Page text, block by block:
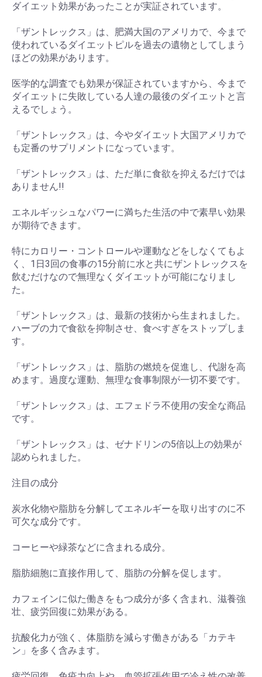
ダイエット効果があったことが実証されています。
「ザントレックス」は、肥満大国のアメリカで、今まで
使われているダイエットピルを過去の遺物としてしまう
ほどの効果があります。
医学的な調査でも効果が保証されていますから、今まで
ダイエットに失敗している人達の最後のダイエットと言
えるでしょう。
「ザントレックス」は、今やダイエット大国アメリカで
も定番のサプリメントになっています。
「ザントレックス」は、ただ単に食欲を抑えるだけでは
ありません!!
エネルギッシュなパワーに満ちた生活の中で素早い効果
が期待できます。
特にカロリー・コントロールや運動などをしなくてもよ
く、1日3回の食事の15分前に水と共にザントレックスを
飲むだけなので無理なくダイエットが可能になりまし
た。
「ザントレックス」は、最新の技術から生まれました。
ハーブの力で食欲を抑制させ、食べすぎをストップしま
す。
「ザントレックス」は、脂肪の燃焼を促進し、代謝を高
めます。過度な運動、無理な食事制限が一切不要です。
「ザントレックス」は、エフェドラ不使用の安全な商品
です。
「ザントレックス」は、ゼナドリンの5倍以上の効果が
認められました。
注目の成分
炭水化物や脂肪を分解してエネルギーを取り出すのに不
可欠な成分です。
コーヒーや緑茶などに含まれる成分。
脂肪細胞に直接作用して、脂肪の分解を促します。
カフェインに似た働きをもつ成分が多く含まれ、滋養強
壮、疲労回復に効果がある。
抗酸化力が強く、体脂肪を減らす働きがある「カテキ
ン」を多く含みます。